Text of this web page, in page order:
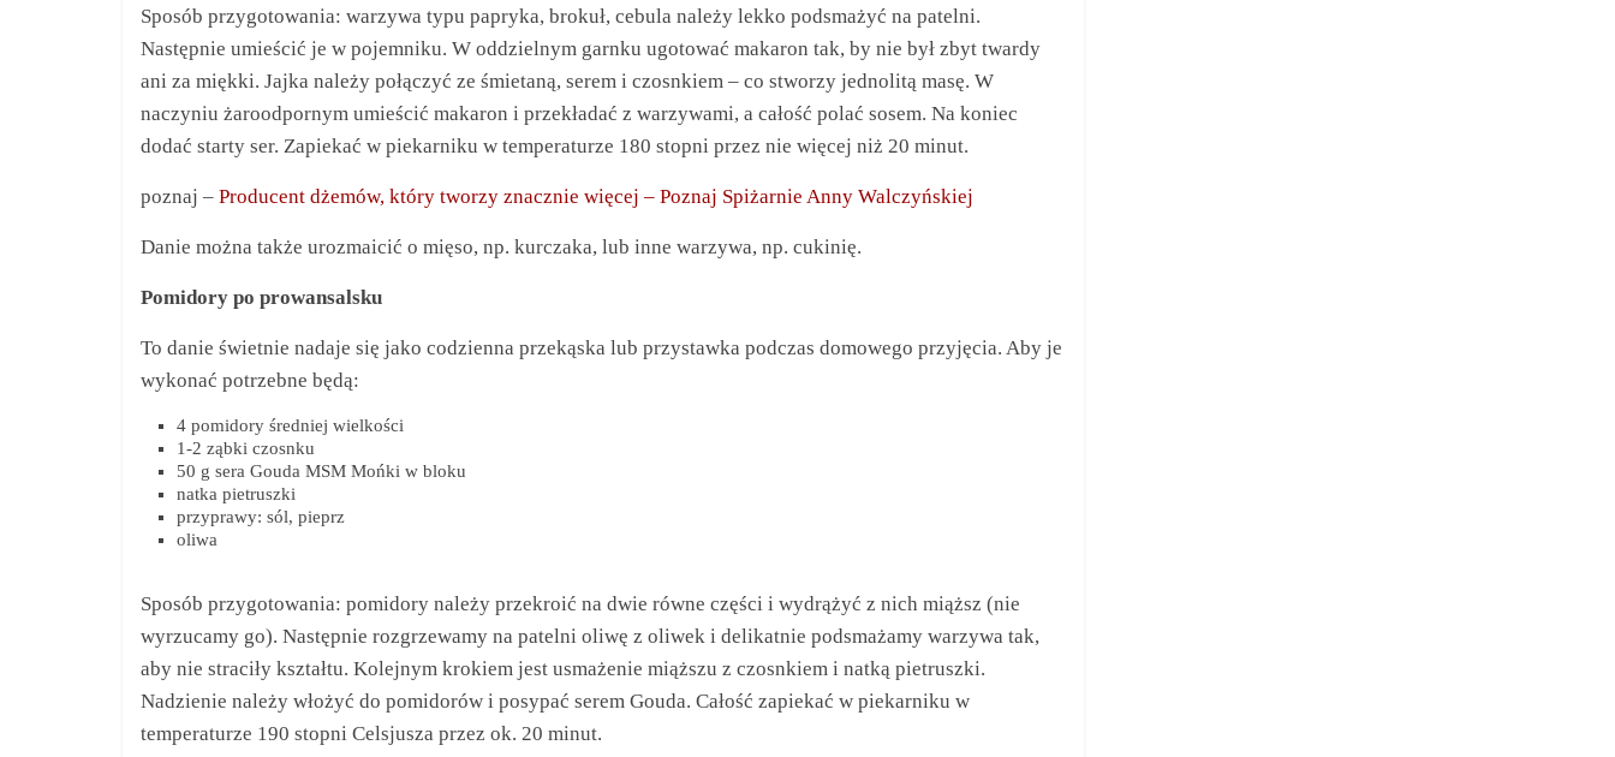
Sposób przygotowania: warzywa typu papryka, brokuł, cebula należy lekko podsmażyć na patelni.
Następnie umieścić je w pojemniku. W oddzielnym garnku ugotować makaron tak, by nie był zbyt twardy
ani za miękki. Jajka należy połączyć ze śmietaną, serem i czosnkiem – co stworzy jednolitą masę. W
naczyniu żaroodpornym umieścić makaron i przekładać z warzywami, a całość polać sosem. Na koniec
dodać starty ser. Zapiekać w piekarniku w temperaturze 180 stopni przez nie więcej niż 20 minut.
poznaj – Producent dżemów, który tworzy znacznie więcej – Poznaj Spiżarnie Anny Walczyńskiej
Danie można także urozmaicić o mięso, np. kurczaka, lub inne warzywa, np. cukinię.
Pomidory po prowansalsku
To danie świetnie nadaje się jako codzienna przekąska lub przystawka podczas domowego przyjęcia. Aby je
wykonać potrzebne będą:
4 pomidory średniej wielkości
1-2 ząbki czosnku
50 g sera Gouda MSM Mońki w bloku
natka pietruszki
przyprawy: sól, pieprz
oliwa
Sposób przygotowania: pomidory należy przekroić na dwie równe części i wydrążyć z nich miąższ (nie
wyrzucamy go). Następnie rozgrzewamy na patelni oliwę z oliwek i delikatnie podsmażamy warzywa tak,
aby nie straciły kształtu. Kolejnym krokiem jest usmażenie miąższu z czosnkiem i natką pietruszki.
Nadzienie należy włożyć do pomidorów i posypać serem Gouda. Całość zapiekać w piekarniku w
temperaturze 190 stopni Celsjusza przez ok. 20 minut.